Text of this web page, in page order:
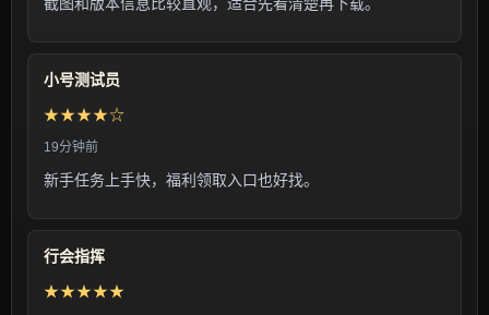
小号测试员
★★★★☆
19分钟前
新手任务上手快，福利领取入口也好找。
行会指挥
★★★★★